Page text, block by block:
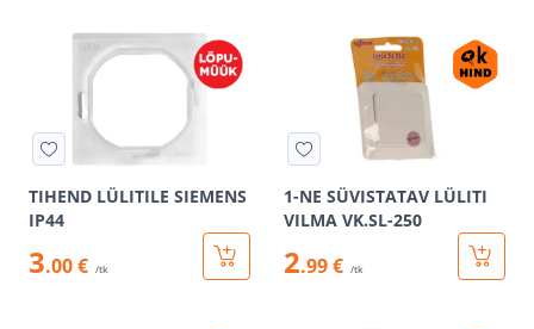
TIHEND LÜLITILE SIEMENS
IP44
3.00 € /tk
1-NE SÜVISTATAV LÜLITI
VILMA VK.SL-250
2.99 € /tk